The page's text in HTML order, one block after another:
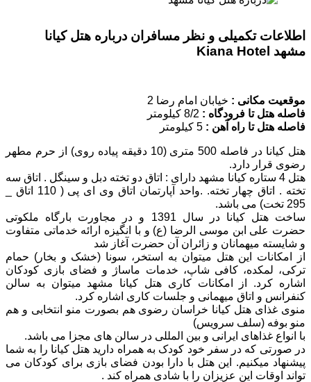
اطلاعات تکمیلی و نظر مسافران درباره هتل کیانا
مشهد Kiana Hotel
موقعیت مکانی : خیابان امام رضا 2
فاصله هتل تا فرودگاه :
فاصله هتل تا راه آهن :
هتل کیانا در فاصله 500 متری (10 دقیقه پیاده روی) از حرم مطهر
رضوی قرار دارد.
هتل 4 ستاره کیانا مشهد دارای : اتاق دو تخته دبل و سینگل . اتاق سه
تخته . اتاق چهار تخته. .واحد آپارتمان
اتاق وی ای پی ( 110 اتاق _
295 تخت) می باشد.
ساخت هتل کیانا در سال 1391 و در مجاورت بارگاه ملکوتی
حضرت علی ابن موسی الرضا (ع) و با
انگیزه ارائه خدماتی متفاوت
و شایسته میهمانان و زائران آن حضرت آغاز شد
از امکانات این هتل میتوان به استخر، سونا (خشک و بخار) حمام
ترکی، لمکده، کافی شاپ، خدمات ماساژ و فضای بازی کودکان
اشاره کرد. از امکانات کاری هتل کیانا مشهد میتوان به سالن
کنفرانس و اتاق میهمانی و جلسات کاری اشاره کرد.
منوی غذای هتل کیانا خراسان رضوی هم بصورت منو انتخابی و هم
منو بوفه (سلف سرویس)
با انواع غذاهای ایرانی و بین المللی در سالن های مجزا می باشد.
در صورتی که در سفر خود کودک به همراه دارید هتل کیانا را به شما
پیشنهاد میکنیم. این هتل با دارا بودن فضای بازی برای کودکان می
تواند اوقات این عزیزان را با شادی همراه کند .